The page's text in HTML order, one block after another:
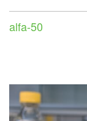
alfa-50